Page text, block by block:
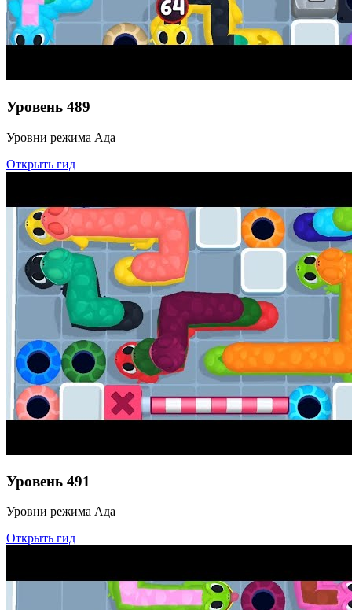
Уровень 489
Уровни режима Ада
Открыть гид
Уровень 491
Уровни режима Ада
Открыть гид